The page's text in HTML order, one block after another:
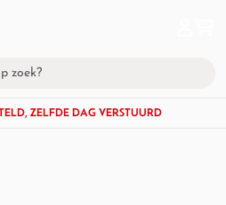
ZELFDE DAG VERSTUURD